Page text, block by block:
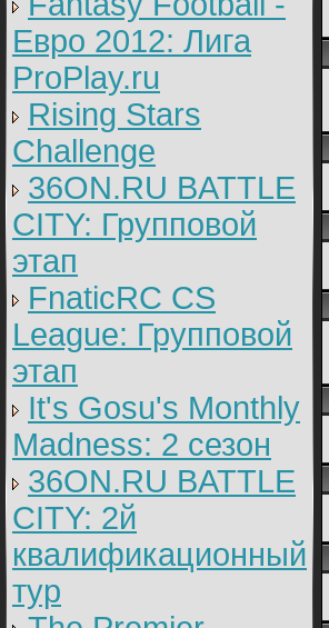
Евро 2012: Лига
ProPlay.ru
Rising Stars
Challenge
36ON.RU BATTLE
CITY: Групповой
этап
FnaticRC CS
League: Групповой
этап
It's Gosu's Monthly
Madness: 2 сезон
36ON.RU BATTLE
CITY: 2й
квалификационный
тур